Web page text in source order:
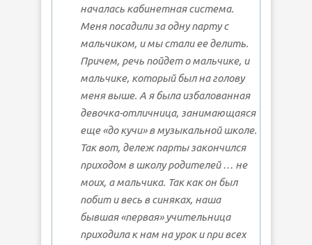
началась кабинетная система.
Меня посадили за одну парту с
мальчиком, и мы стали ее делить.
Причем, речь пойдет о мальчике, и
мальчике, который был на голову
меня выше. А я была избалованная
девочка-отличница, занимающаяся
еще «до кучи» в музыкальной школе.
Так вот, дележ парты закончился
приходом в школу родителей … не
моих, а мальчика. Так как он был
побит и весь в синяках, наша
бывшая «первая» учительница
приходила к нам на урок и при всех